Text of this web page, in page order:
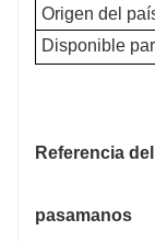
Origen del
Disponible
Referencia
pasamanos